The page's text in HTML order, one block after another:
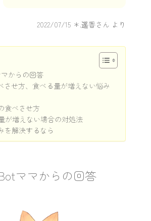
2022/07/15 ＊.遥香さん より
からの回答
させ方、食べる量が増えない悩み
食べさせ方
が増えない場合の対処法
を解決するなら
ママからの回答